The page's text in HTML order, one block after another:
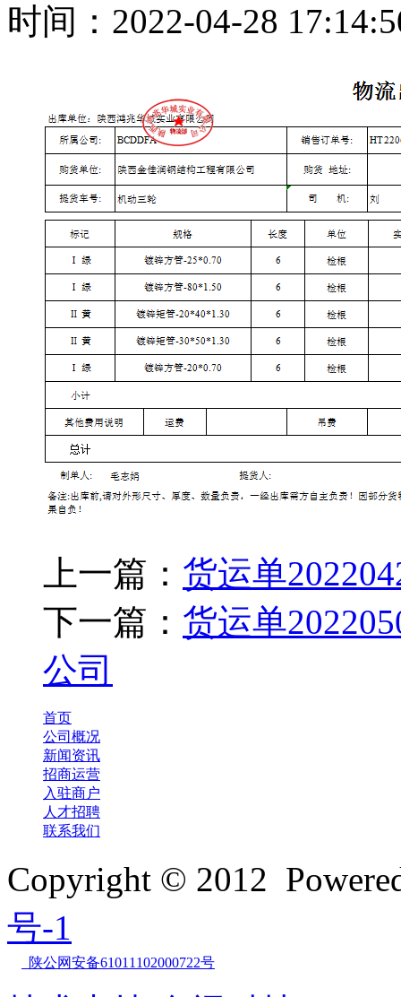
时间：2022-04-28
上一篇： 货运单
下一篇： 货运单
公司
首页
公司概况
新闻资讯
招商运营
入驻商户
人才招聘
联系我们
Copyright © 2012
号-1
陕公网安备61011102000722号